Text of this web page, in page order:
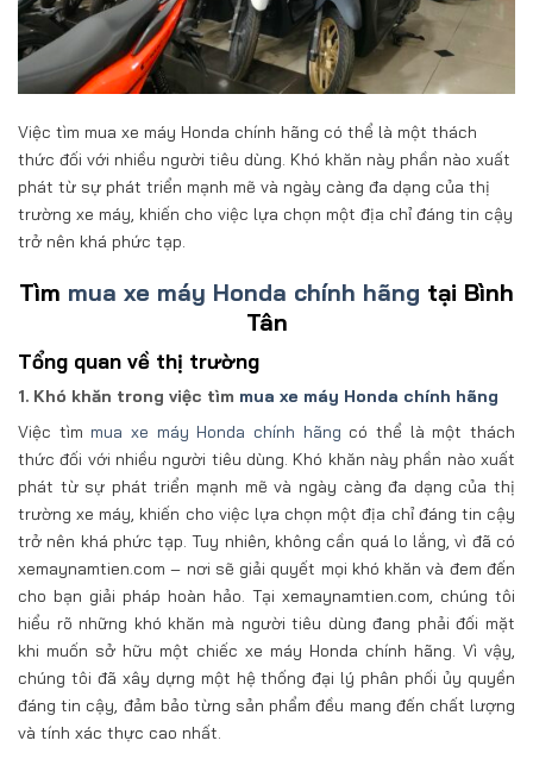
Việc tìm mua xe máy Honda chính hãng có thể là một thách
thức đối với nhiều người tiêu dùng. Khó khăn này phần nào xuất
phát từ sự phát triển mạnh mẽ và ngày càng đa dạng của thị
trường xe máy, khiến cho việc lựa chọn một địa chỉ đáng tin cậy
trở nên khá phức tạp.
Tìm mua xe máy Honda chính hãng tại Bình
Tân
Tổng quan về thị trường
1. Khó khăn trong việc tìm mua xe máy Honda chính hãng
Việc tìm mua xe máy Honda chính hãng có thể là một thách
thức đối với nhiều người tiêu dùng. Khó khăn này phần nào xuất
phát từ sự phát triển mạnh mẽ và ngày càng đa dạng của thị
trường xe máy, khiến cho việc lựa chọn một địa chỉ đáng tin cậy
trở nên khá phức tạp. Tuy nhiên, không cần quá lo lắng, vì đã có
xemaynamtien.com – nơi sẽ giải quyết mọi khó khăn và đem đến
cho bạn giải pháp hoàn hảo. Tại xemaynamtien.com, chúng tôi
hiểu rõ những khó khăn mà người tiêu dùng đang phải đối mặt
khi muốn sở hữu một chiếc xe máy Honda chính hãng. Vì vậy,
chúng tôi đã xây dựng một hệ thống đại lý phân phối ủy quyền
đáng tin cậy, đảm bảo từng sản phẩm đều mang đến chất lượng
và tính xác thực cao nhất.